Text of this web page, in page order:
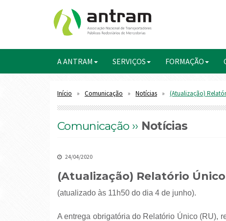
A ANTRAM SERVIÇOS FORMAÇÃO
Início Comunicação Notícias (Atualização)
Comunicação ›› Notícias
24/04/2020
(Atualização) Relatório Único
(atualizado às 11h50 do dia 4 de junho).
A entrega obrigatória do Relatório Único (RU),